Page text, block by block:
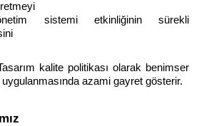
sistemi etkinliğinin sürekli
kalite politikası olarak benimser
azami gayret gösterir.